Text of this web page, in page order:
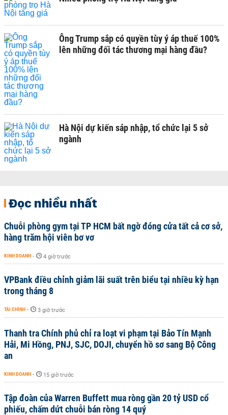
Ông Trump sắp có quyền tùy ý áp thuế 100%
lên những đối tác thương mại hàng đầu?
Hà Nội dự kiến sáp nhập, tổ chức lại 5 sở
ngành
Đọc nhiều nhất
Chuỗi phòng gym tại TP HCM bất ngờ đóng cửa tất cả cơ sở,
hàng trăm hội viên bơ vơ
KINH DOANH - 4 giờ trước
VPBank điều chỉnh giảm lãi suất trên biểu tại nhiều kỳ hạn
trong tháng 8
TÀI CHÍNH - 3 giờ trước
Thanh tra Chính phủ chỉ ra loạt vi phạm tại Bảo Tín Mạnh
Hải, Mi Hồng, PNJ, SJC, DOJI, chuyển hồ sơ sang Bộ Công
an
KINH DOANH - 15 giờ trước
Tập đoàn của Warren Buffett mua ròng gần 20 tỷ USD cổ
phiếu, chấm dứt chuỗi bán ròng 14 quý